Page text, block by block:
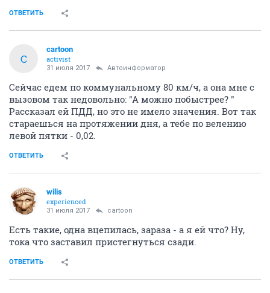
ОТВЕТИТЬ
C
cartoon
activist
31 июля 2017 Автоинформатор
Сейчас едем по коммунальному 80 км/ч, а она мне с
вызовом так недовольно: "А можно побыстрее? "
Рассказал ей ПДД, но это не имело значения. Вот так
стараешься на протяжении дня, а тебе по велению
левой пятки - 0,02.
ОТВЕТИТЬ
wilis
experienced
31 июля 2017 cartoon
Есть такие, одна вцепилась, зараза - а я ей что? Ну,
тока что заставил пристегнуться сзади.
ОТВЕТИТЬ